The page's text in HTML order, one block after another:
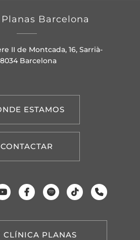
Barcelona
II de Montcada, 16, Sarrià-
Barcelona
ESTAMOS
CONTACTAR
CLÍNICA PLANAS